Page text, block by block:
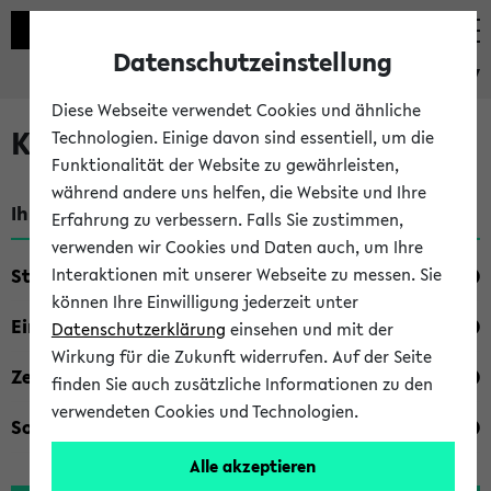
eKVV
Kombisuche im eKVV
Ihre Suchkriterien:
Studienfach
Einrichtung
Zeiten
Sonstiges
Datenschutzeinstellung
Diese Webseite verwendet Cookies und ähnliche
Technologien. Einige davon sind essentiell, um die
Funktionalität der Website zu gewährleisten,
während andere uns helfen, die Website und Ihre
Erfahrung zu verbessern. Falls Sie zustimmen,
verwenden wir Cookies und Daten auch, um Ihre
Interaktionen mit unserer Webseite zu messen. Sie
können Ihre Einwilligung jederzeit unter
Datenschutzerklärung einsehen und mit der
Wirkung für die Zukunft widerrufen. Auf der Seite
finden Sie auch zusätzliche Informationen zu den
verwendeten Cookies und Technologien.
Alle akzeptieren